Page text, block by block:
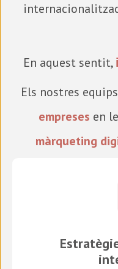
En aquest sentit, i
Els nostres
empreses en
màrqueting